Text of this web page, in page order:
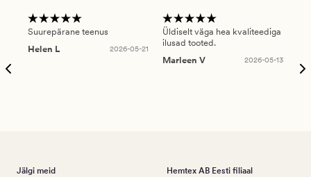
Suurepärane teenus
Helen L
2026-05-21
Üldiselt väga hea kvaliteediga
ilusad tooted.
Marleen V
2026-05-13
Jälgi meid Hemtex AB Eesti filiaal